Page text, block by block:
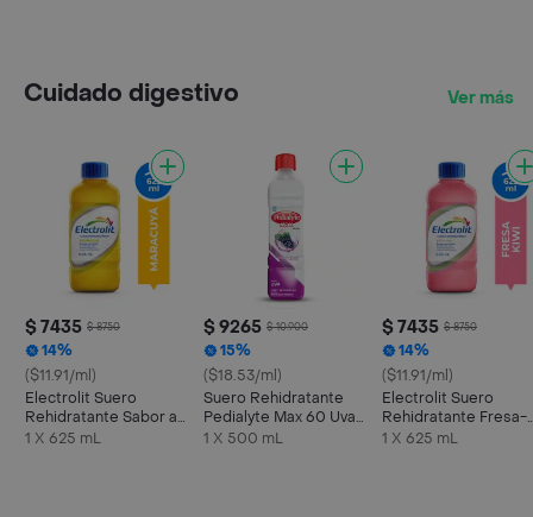
Cuidado digestivo Ver más
$ 7435 $ 8750
14%
($11.91/ml)
Electrolit Suero
Rehidratante Sabor a
Maracuyá
1 X 625 mL
$ 9265 $ 10.900
15%
($18.53/ml)
Suero Rehidratante
Pedialyte Max 60 Uva
Frasco 500 mL
1 X 500 mL
$ 7435 $ 8750
14%
($11.91/ml)
Electrolit Suero
Rehidratante Fresa-
Kiwi
1 X 625 mL